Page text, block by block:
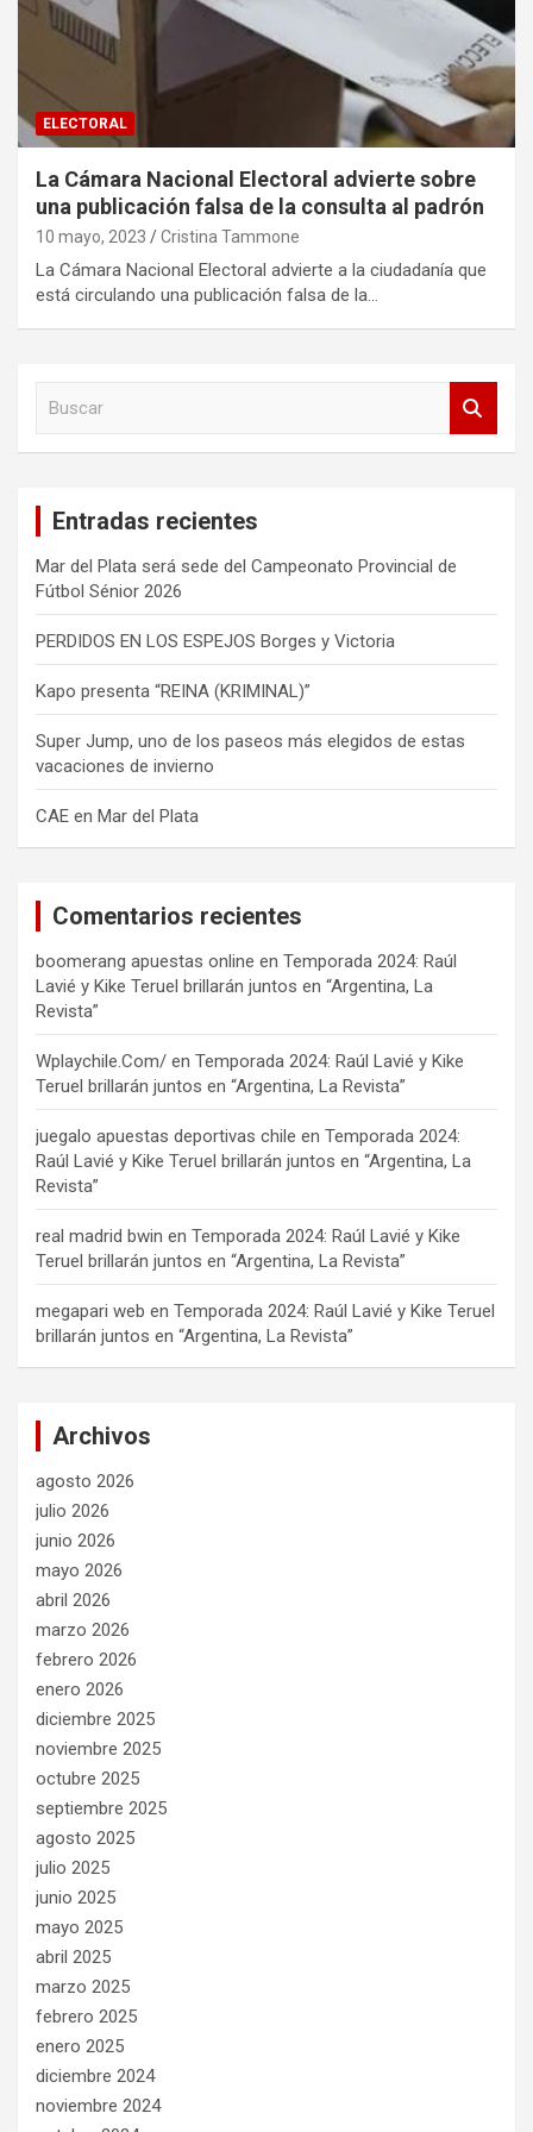
ELECTORAL
La Cámara Nacional Electoral advierte sobre
una publicación falsa de la consulta al padrón
10 mayo, 2023 Cristina Tammone
La Cámara Nacional Electoral advierte a la ciudadanía que
está circulando una publicación falsa de la…
Entradas recientes
Mar del Plata será sede del Campeonato Provincial de
Fútbol Sénior 2026
PERDIDOS EN LOS ESPEJOS Borges y Victoria
Kapo presenta “REINA (KRIMINAL)”
Super Jump, uno de los paseos más elegidos de estas
vacaciones de invierno
CAE en Mar del Plata
Comentarios recientes
boomerang apuestas online en Temporada 2024: Raúl
Lavié y Kike Teruel brillarán juntos en “Argentina, La
Revista”
Wplaychile.Com/ en Temporada 2024: Raúl Lavié y Kike
Teruel brillarán juntos en “Argentina, La Revista”
juegalo apuestas deportivas chile en Temporada 2024:
Raúl Lavié y Kike Teruel brillarán juntos en “Argentina, La
Revista”
real madrid bwin en Temporada 2024: Raúl Lavié y Kike
Teruel brillarán juntos en “Argentina, La Revista”
megapari web en Temporada 2024: Raúl Lavié y Kike Teruel
brillarán juntos en “Argentina, La Revista”
Archivos
agosto 2026
julio 2026
junio 2026
mayo 2026
abril 2026
marzo 2026
febrero 2026
enero 2026
diciembre 2025
noviembre 2025
octubre 2025
septiembre 2025
agosto 2025
julio 2025
junio 2025
mayo 2025
abril 2025
marzo 2025
febrero 2025
enero 2025
diciembre 2024
noviembre 2024